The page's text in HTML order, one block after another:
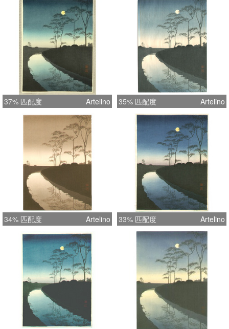
37% 匹配度 Artelino 35% 匹配度 Artelino
34% 匹配度 Artelino 33% 匹配度 Artelino